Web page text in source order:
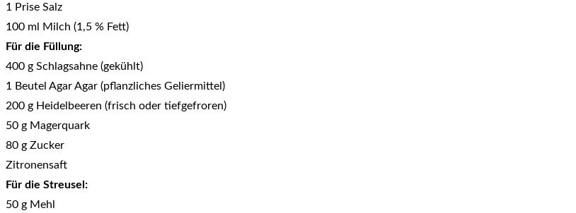
1 Prise Salz
100 ml Milch (1,5 % Fett)
Für die Füllung:
400 g Schlagsahne (gekühlt)
1 Beutel Agar Agar (pflanzliches Geliermittel)
200 g Heidelbeeren (frisch oder tiefgefroren)
50 g Magerquark
80 g Zucker
Zitronensaft
Für die Streusel:
50 g Mehl